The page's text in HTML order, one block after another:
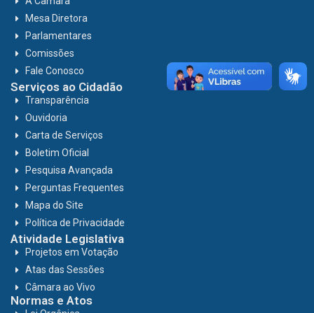
Mesa Diretora
Parlamentares
Comissões
Fale Conosco
Serviços ao Cidadão
Transparência
Ouvidoria
Carta de Serviços
Boletim Oficial
Pesquisa Avançada
Perguntas Frequentes
Mapa do Site
Política de Privacidade
Atividade Legislativa
Projetos em Votação
Atas das Sessões
Câmara ao Vivo
Normas e Atos